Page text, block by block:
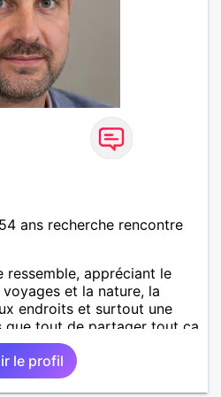
ans recherche rencontre
ressemble, appréciant le
et la nature, la
endroits et surtout une
que tout de partager tout ça
le profil